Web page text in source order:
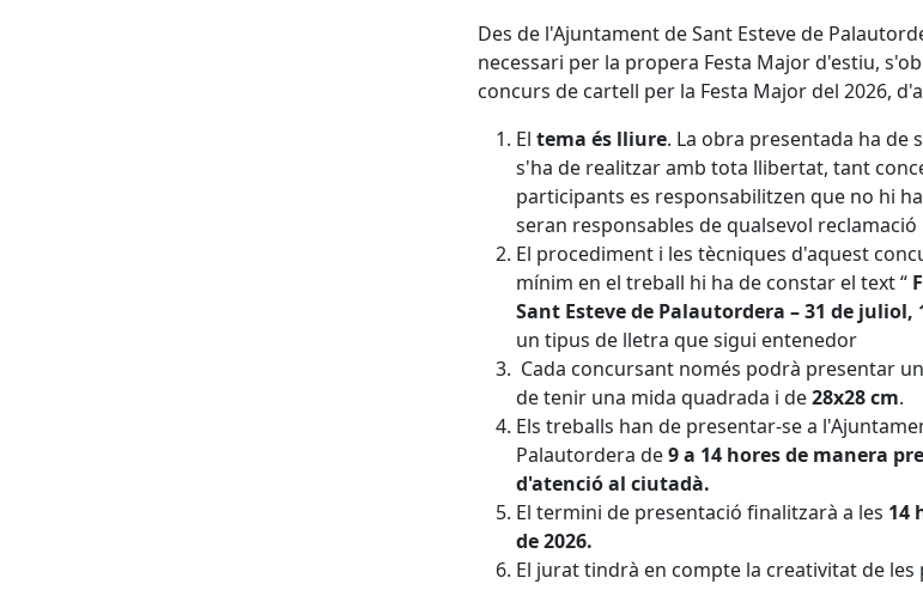
Des de l'Ajuntament de Sant Esteve de
necessari per la propera Festa Major d'estiu,
concurs de cartell per la Festa Major del 2026,
El tema és lliure. La obra presentada ha de
s'ha de realitzar amb tota llibertat, tant
participants es responsabilitzen que no hi
seran responsables de qualsevol
El procediment i les tècniques d'aquest
mínim en el treball hi ha de constar el text “
Sant Esteve de Palautordera – 31 de juliol,
un tipus de lletra que sigui entenedor
Cada concursant només podrà presentar
de tenir una mida quadrada i de28x28 cm.
Els treballs han de presentar-se a
Palautordera de9 a 14 hores de manera
d'atenció al ciutadà.
El termini de presentació finalitzarà a les 14
de 2026.
El jurat tindrà en compte la creativitat de les